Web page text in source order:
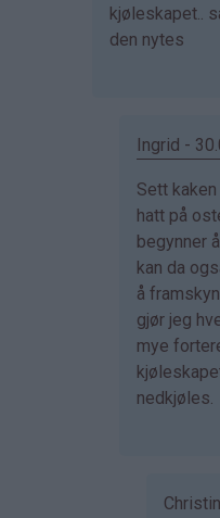
Naomi
(ikke
kjøleskapet..
den nytes
Ingrid -
Som
svar
på
av
Linda
(ikke
bekreftet)
Sett
hatt på
begynner
kan da
å
gjør jeg
mye
nedkjøles.